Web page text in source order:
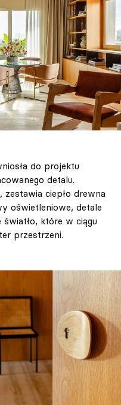
do projektu
detalu.
ciepło drewna
oświetleniowe, detale
które w ciągu
przestrzeni.